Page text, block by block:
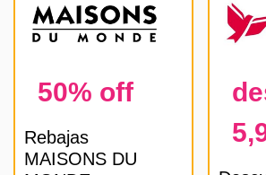
50% off
Rebajas
MAISONS DU